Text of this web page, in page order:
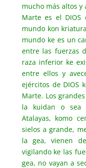
mucho más altos y
Marte es el
mundo kon
mundo ke es un
entre las fuerzas
raza inferior ke
entre ellos y
ejércitos de DIOS
Marte. Los
la kuidan o sea
Atalayas, komo
sielos a grande,
la gea, vienen
vigilando ke las
gea, no vayan a